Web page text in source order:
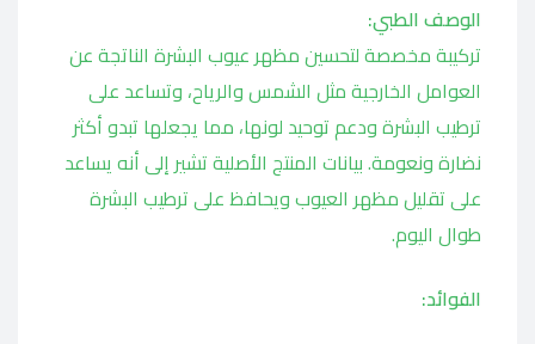
الوصف الطبي:
تركيبة مخصصة لتحسين مظهر عيوب البشرة الناتجة عن
العوامل الخارجية مثل الشمس والرياح، وتساعد على
ترطيب البشرة ودعم توحيد لونها، مما يجعلها تبدو أكثر
نضارة ونعومة. بيانات المنتج الأصلية تشير إلى أنه يساعد
على تقليل مظهر العيوب ويحافظ على ترطيب البشرة
طوال اليوم.
الفوائد: